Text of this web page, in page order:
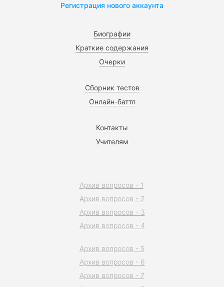
Биографии
Краткие содержания
Очерки
Сборник тестов
Онлайн-баттл
Контакты
Учителям
Регистрация нового аккаунта
Архив вопросов - 1
Архив вопросов - 2
Архив вопросов - 3
Архив вопросов - 4
Архив вопросов - 5
Архив вопросов - 6
Архив вопросов - 7